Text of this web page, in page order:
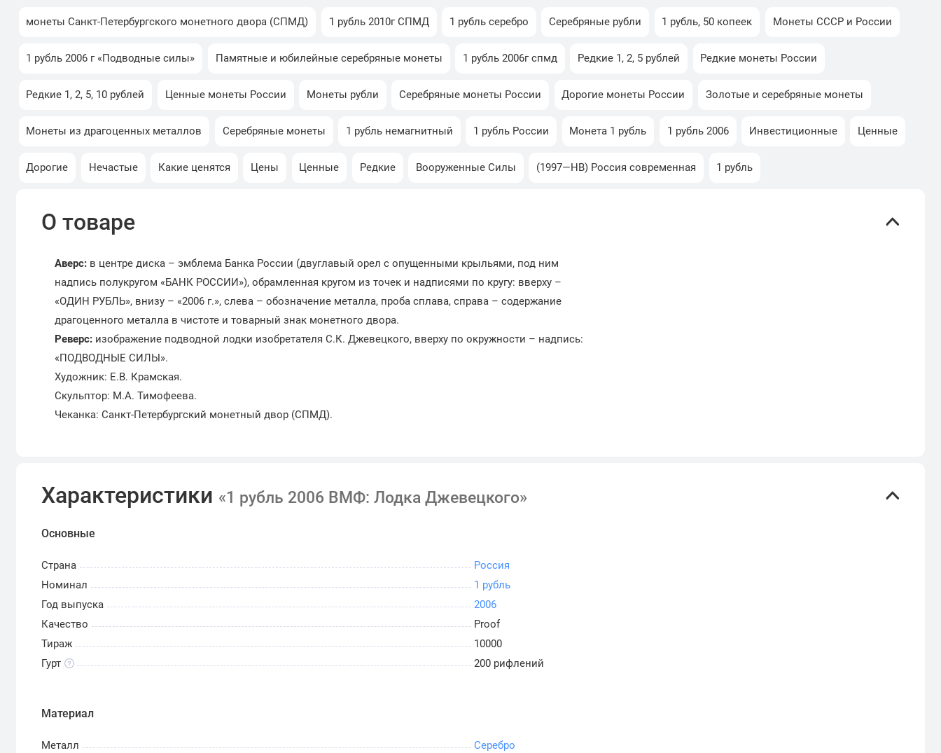
монеты Санкт-Петербургского монетного двора (СПМД) 1 рубль 2010г СПМД 1 рубль серебро Серебряные рубли 1 рубль, 50 копеек Монеты СССР и России
1 рубль 2006 г «Подводные силы» Памятные и юбилейные серебряные монеты 1 рубль 2006г спмд Редкие 1, 2, 5 рублей Редкие монеты России
Редкие 1, 2, 5, 10 рублей Ценные монеты России Монеты рубли Серебряные монеты России Дорогие монеты России Золотые и серебряные монеты
Монеты из драгоценных металлов Серебряные монеты 1 рубль немагнитный 1 рубль России Монета 1 рубль 1 рубль 2006 Инвестиционные Ценные
Дорогие Нечастые Какие ценятся Цены Ценные Редкие Вооруженные Силы (1997—НВ) Россия современная 1 рубль
О товаре
Аверс: в центре диска – эмблема Банка России (двуглавый орел с опущенными крыльями, под ним
надпись полукругом «БАНК РОССИИ»), обрамленная кругом из точек и надписями по кругу: вверху –
«ОДИН РУБЛЬ», внизу – «2006 г.», слева – обозначение металла, проба сплава, справа – содержание
драгоценного металла в чистоте и товарный знак монетного двора.
Реверс: изображение подводной лодки изобретателя С.К. Джевецкого, вверху по окружности – надпись:
«ПОДВОДНЫЕ СИЛЫ».
Художник: Е.В. Крамская.
Скульптор: М.А. Тимофеева.
Чеканка: Санкт-Петербургский монетный двор (СПМД).
Характеристики «1 рубль 2006 ВМФ: Лодка Джевецкого»
Основные
Страна
Россия
Номинал
1 рубль
Год выпуска
2006
Качество
Proof
Тираж
10000
Гурт
200 рифлений
Материал
Металл
Серебро